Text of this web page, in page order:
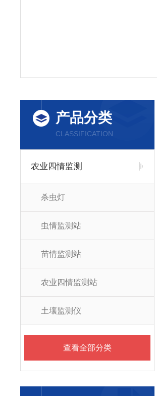
产品分类
CLASSIFICATION
农业四情监测
杀虫灯
虫情监测站
苗情监测站
农业四情监测站
土壤监测仪
查看全部分类